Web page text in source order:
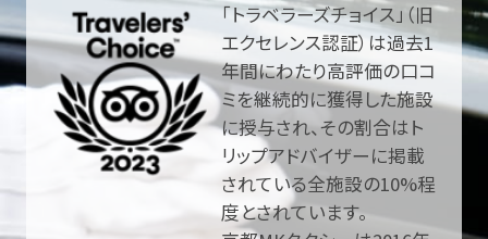
「トラベラーズチョイス」（旧
エクセレンス認証）は過去1
年間にわたり高評価の口コ
ミを継続的に獲得した施設
に授与され、その割合はト
リップアドバイザーに掲載
されている全施設の10%程
度とされています。